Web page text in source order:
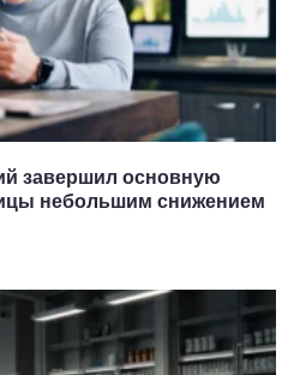
завершил основную
небольшим снижением